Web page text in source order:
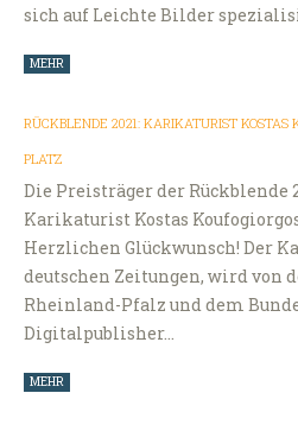
sich auf Leichte Bilder
MEHR
RÜCKBLENDE 2021: KARIKATURIST KOSTAS
PLATZ
Die Preisträger der Rückblende
Karikaturist Kostas
Herzlichen Glückwunsch! Der
deutschen Zeitungen, wird von
Rheinland-Pfalz und dem
Digitalpublisher…
MEHR